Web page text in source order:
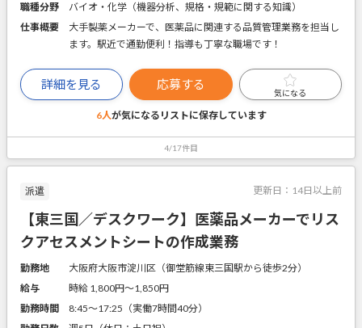
職種分野
バイオ・化学（機器分析、規格・規範に関する知識）
仕事概要
大手製薬メーカーで、医薬品に関連する品質管理業務を担当し
ます。駅近で通勤便利！指導も丁寧な職場です！
詳細を見る 応募する
気になる
6人が気になるリストに保存しています
4/17件目
派遣 更新日： 14日以上前
【東三国／デスクワーク】医薬品メーカーでリス
クアセスメントシートの作成業務
勤務地
大阪府大阪市淀川区（御堂筋線東三国駅から徒歩2分）
給与
時給 1,800円〜1,850円
勤務時間
8:45～17:25（実働7時間40分）